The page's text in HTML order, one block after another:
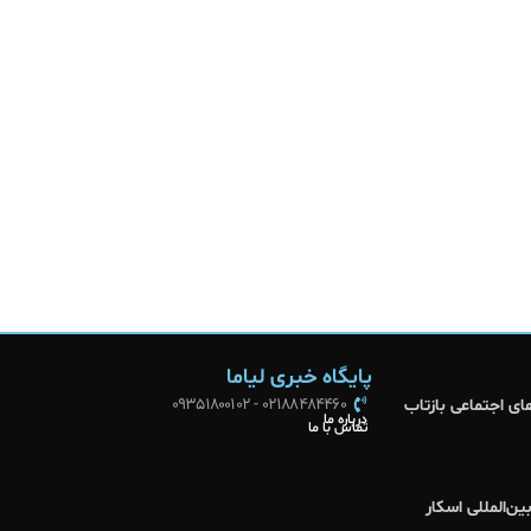
اجتماعی بازتاب
اسکار
پایگاه خبری لیاما
02188484460 - 09351800102
درباره ما
تماس با ما